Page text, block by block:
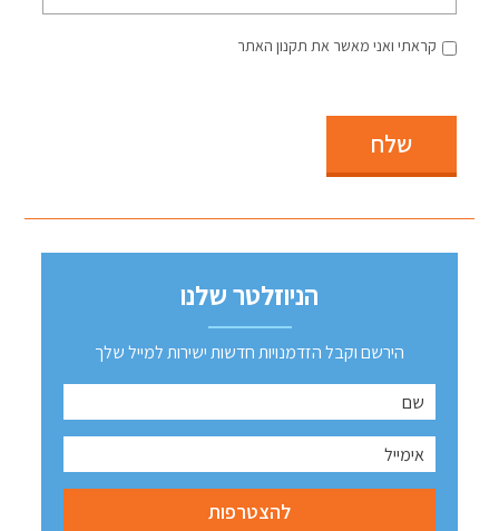
קראתי ואני מאשר את תקנון האתר
שלח
הניוזלטר שלנו
הירשם וקבל הזדמנויות חדשות ישירות למייל שלך